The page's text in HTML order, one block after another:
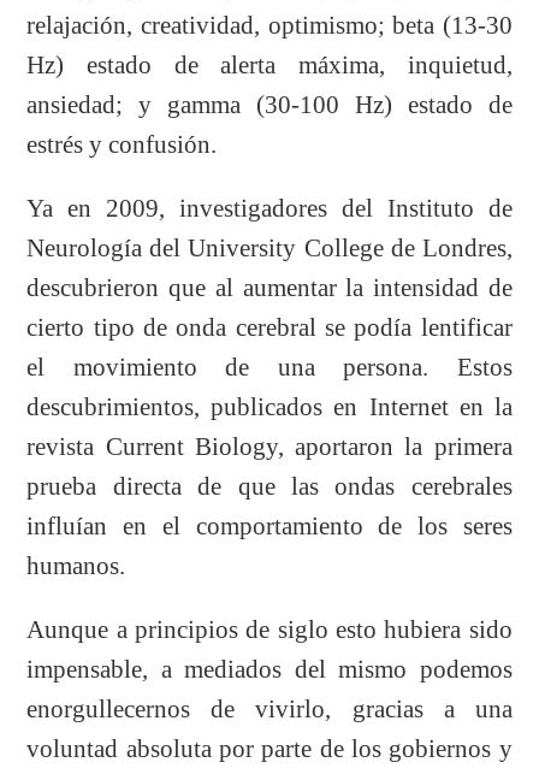
relajación, creatividad, optimismo; beta (13-30
Hz) estado de alerta máxima, inquietud,
ansiedad; y gamma (30-100 Hz) estado de
estrés y confusión.
Ya en 2009, investigadores del Instituto de
Neurología del University College de Londres,
descubrieron que al aumentar la intensidad de
cierto tipo de onda cerebral se podía lentificar
el movimiento de una persona. Estos
descubrimientos, publicados en Internet en la
revista Current Biology, aportaron la primera
prueba directa de que las ondas cerebrales
influían en el comportamiento de los seres
humanos.
Aunque a principios de siglo esto hubiera sido
impensable, a mediados del mismo podemos
enorgullecernos de vivirlo, gracias a una
voluntad absoluta por parte de los gobiernos y